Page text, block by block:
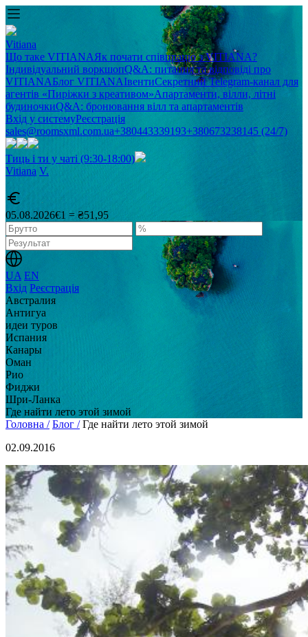
Vitiana
Що таке VITIANAЯк почати співпрацю з VITIANA?
Індивідуальний воркшопQ&A: питання та відповіді про
VITIANAБлог VITIANAІвентиСекретний Telegram-канал для
агентів «Пиріжки з креативом»Апартаменти, вілли, літні
будиночкиQ&A: бронювання вілл та апартаментів
Вхід у системуРеєстрація
sales@roomsxml.com.ua+380443339193+380673238145 (24/7)
Тиць і ти у чаті (9:30-18:00)
Vitiana V.
05.08.2026€1 = ₴51,95
UA EN
Вхід Реєстрація
Австралия
Антигуа
идеи туров
Испания
Канары
Оман
Рио
Фиджи
Шри-Ланка
Где найти лето этой зимой
Головна / Блог / Где найти лето этой зимой
02.09.2016